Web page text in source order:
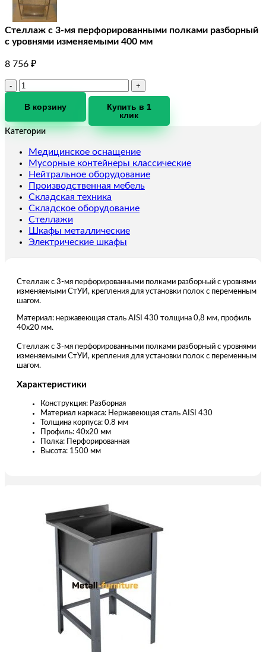
Стеллаж с 3-мя перфорированными полками разборный
с уровнями изменяемыми 400 мм
8 756 ₽
Количество
Стеллаж
3-
перфорированными
полками
разборный
с
уровнями
изменяемыми
400
мм
В корзину
Купить в 1
клик
Категории
Медицинское оснащение
Мусорные контейнеры классические
Нейтральное оборудование
Производственная мебель
Складская техника
Складское оборудование
Стеллажи
Шкафы металлические
Электрические шкафы
Стеллаж с 3-мя перфорированными полками разборный с уровнями
изменяемыми СтУИ, крепления для установки полок с переменным
шагом.
Материал: нержавеющая сталь AISI 430 толщина 0,8 мм, профиль
40х20 мм.
Стеллаж с 3-мя перфорированными полками разборный с уровнями
изменяемыми СтУИ, крепления для установки полок с переменным
шагом.
Характеристики
Конструкция: Разборная
Материал каркаса: Нержавеющая сталь AISI 430
Толщина корпуса: 0.8 мм
Профиль: 40х20 мм
Полка: Перфорированная
Высота: 1500 мм